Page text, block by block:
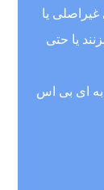
یا
یا حتی
به ای بی اس